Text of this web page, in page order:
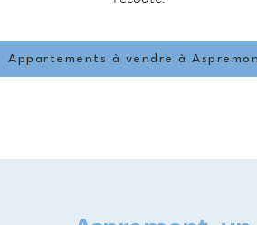
Appartements à vendre à